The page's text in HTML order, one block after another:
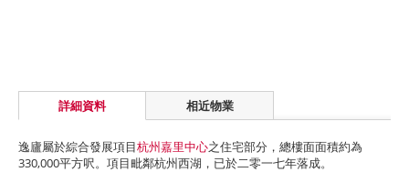
詳細資料 相近物業
逸廬屬於綜合發展項目杭州嘉里中心之住宅部分，總樓面面積約為
330,000平方呎。項目毗鄰杭州西湖，已於二零一七年落成。